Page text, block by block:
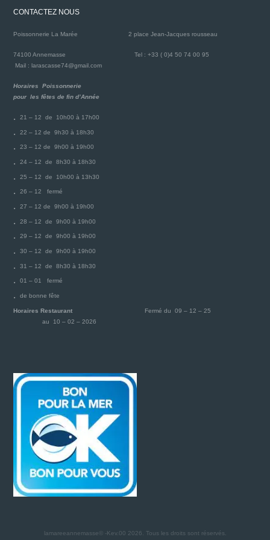
CONTACTEZ NOUS
Poissonnerie La Marée2 place Jean-Jacques rousseau
74100 AnnemasseTel : +33 ( 0)4 50 74 00 95
Mail : larascasse74@gmail.com
Horaires Poissonnerie
pour les fêtes de fin d’Année
21 – 12 de 10h00 à 17h00
22 – 12 de 9h30 à 18h30
23 – 12 de 9h00 à 19h00
24 – 12 de 8h30 à 18h30
25 – 12 de 10h00 à 13h30
26 – 12 fermé
27 – 12 de 9h00 à 19h00
28 – 12 de 9h00 à 19h00
29 – 12 de 9h00 à 19h00
30 – 12 de 9h00 à 19h00
31 – 12 de 8h30 à 18h30
01 – 01 fermé
de bonne fête
Horaires Restaurant Fermé du 09 – 12 – 25
au 10 – 02 – 2026
lamareeannemasse© -Kev.00 2026. Tous les droits sont réservés.